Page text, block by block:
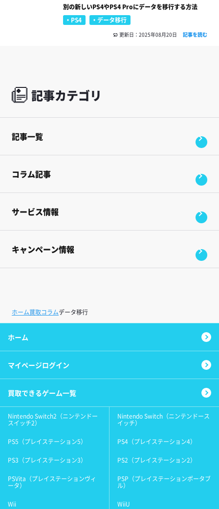
別の新しいPS4やPS4 Proにデータを移行する方法
PS4
データ移行
更新日：2025年08月20日 記事を読む
記事カテゴリ
記事一覧
コラム記事
サービス情報
キャンペーン情報
ホーム買取コラムデータ移行
ホーム
マイページログイン
買取できるゲーム一覧
Nintendo Switch2（ニンテンドー
スイッチ2）
Nintendo Switch（ニンテンドース
イッチ）
PS5（プレイステーション5） PS4（プレイステーション4）
PS3（プレイステーション3） PS2（プレイステーション2）
PSVita（プレイステーションヴィ
ータ）
PSP（プレイステーションポータブ
ル）
Wii WiiU